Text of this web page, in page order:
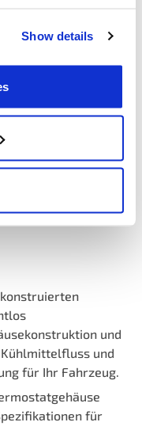
Show details
und
und
für Ihr Fahrzeug.
für